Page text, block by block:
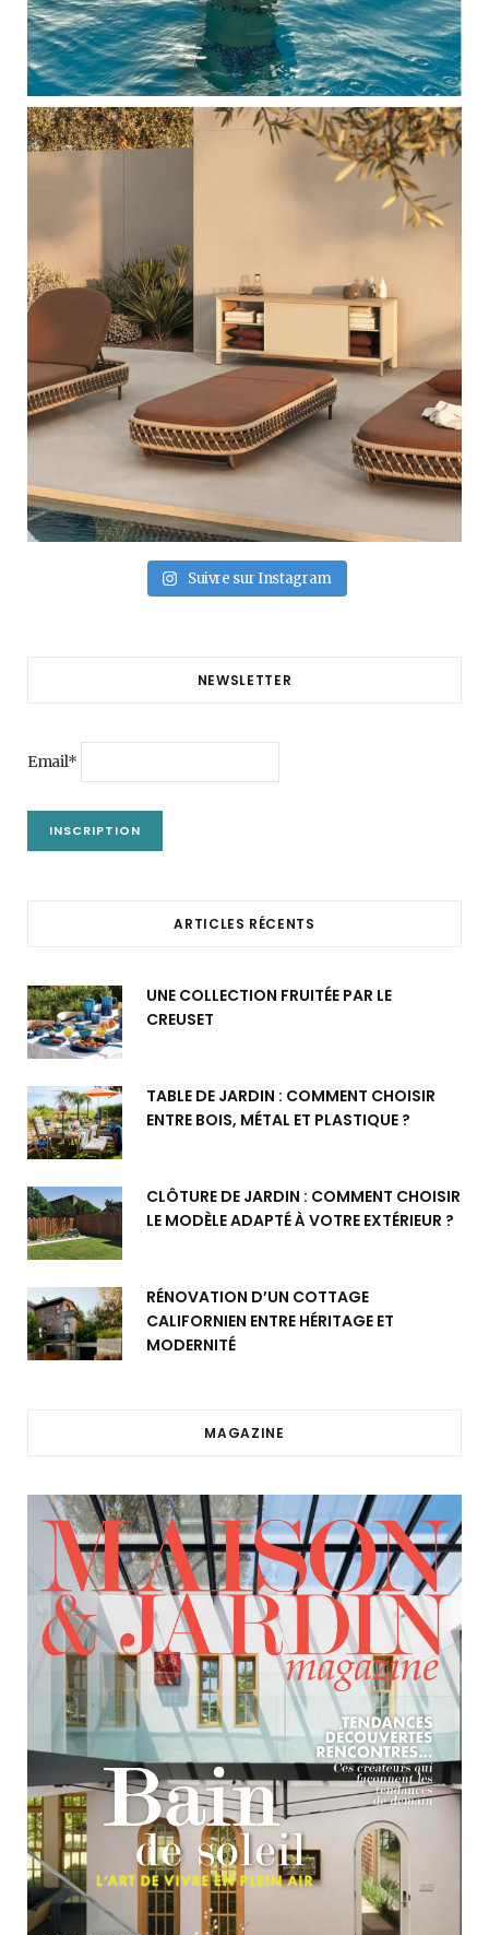
Suivre sur Instagram
NEWSLETTER
Email*
ARTICLES RÉCENTS
UNE COLLECTION FRUITÉE PAR LE
CREUSET
TABLE DE JARDIN : COMMENT CHOISIR
ENTRE BOIS, MÉTAL ET PLASTIQUE ?
CLÔTURE DE JARDIN : COMMENT CHOISIR
LE MODÈLE ADAPTÉ À VOTRE EXTÉRIEUR ?
RÉNOVATION D’UN COTTAGE
CALIFORNIEN ENTRE HÉRITAGE ET
MODERNITÉ
MAGAZINE